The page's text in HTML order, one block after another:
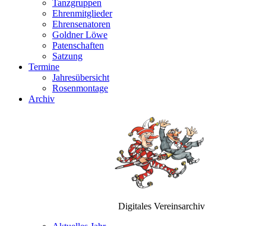
Tanzgruppen
Ehrenmitglieder
Ehrensenatoren
Goldner Löwe
Patenschaften
Satzung
Termine
Jahresübersicht
Rosenmontage
Archiv
Digitales Vereinsarchiv